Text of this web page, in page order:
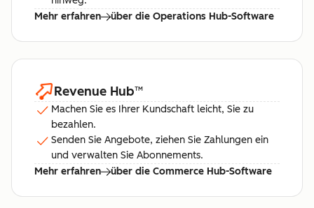
Mehr erfahren
über die Operations Hub-Software
Revenue Hub™
Machen Sie es Ihrer Kundschaft leicht, Sie zu
bezahlen.
Senden Sie Angebote, ziehen Sie Zahlungen ein
und verwalten Sie Abonnements.
Mehr erfahren
über die Commerce Hub-Software